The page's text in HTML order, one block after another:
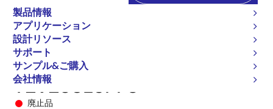
製品情報
アプリケーション
設計リソース
サポート
サンプル&ご購入
会社情報
ず
72V253L6PF8
廃止品